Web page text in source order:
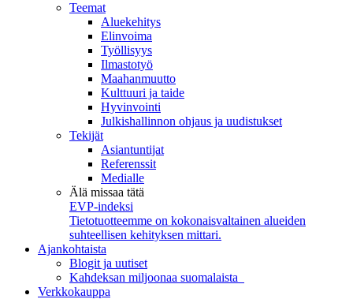
Teemat
Aluekehitys
Elinvoima
Työllisyys
Ilmastotyö
Maahanmuutto
Kulttuuri ja taide
Hyvinvointi
Julkishallinnon ohjaus ja uudistukset
Tekijät
Asiantuntijat
Referenssit
Medialle
Älä missaa tätä
EVP-indeksi
Tietotuotteemme on kokonaisvaltainen alueiden
suhteellisen kehityksen mittari.
Ajankohtaista
Blogit ja uutiset
Kahdeksan miljoonaa suomalaista
Verkkokauppa